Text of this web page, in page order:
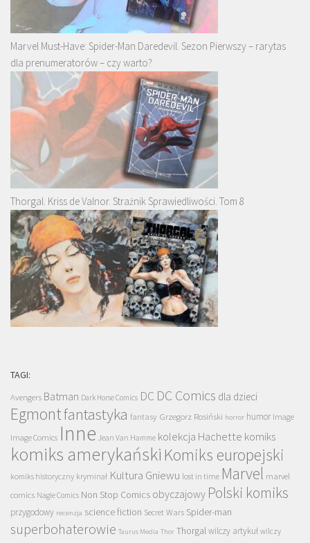
Marvel Must-Have: Spider-Man Daredevil. Sezon Pierwszy – rarytas
dla prenumeratorów – czy warto?
Thorgal. Kriss de Valnor. Strażnik Sprawiedliwości. Tom 8
TAGI:
Avengers Batman Dark Horse Comics DC DC Comics dla dzieci
Egmontfantastyka fantasy Grzegorz Rosiński horror humor Image
Image Comics Inne Jean Van Hamme kolekcja Hachette komiks
komiks amerykański Komiks europejski
komiks historyczny kryminał Kultura Gniewu lost in time Marvel marvel
comics Nagle Comics Non Stop Comics obyczajowy Polski komiks
przygodowy recenzja science fiction Secret Wars Spider-man
superbohaterowie Taurus Media Thor Thorgalwilczy artykuł wilczy